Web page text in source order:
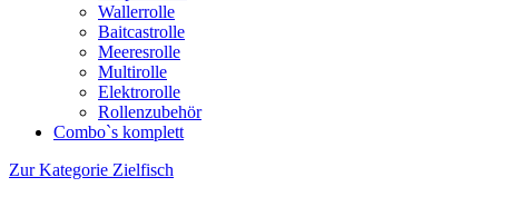
Wallerrolle
Baitcastrolle
Meeresrolle
Multirolle
Elektrorolle
Rollenzubehör
Combo`s komplett
Zur Kategorie Zielfisch